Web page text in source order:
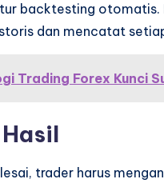
backtesting
dan mencatat
Trading Forex Kunci
trader harus